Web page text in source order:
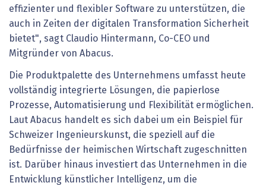
effizienter und flexibler Software zu unterstützen, die
auch in Zeiten der digitalen Transformation Sicherheit
bietet", sagt Claudio Hintermann, Co-CEO und
Mitgründer von Abacus.
Die Produktpalette des Unternehmens umfasst heute
vollständig integrierte Lösungen, die papierlose
Prozesse, Automatisierung und Flexibilität ermöglichen.
Laut Abacus handelt es sich dabei um ein Beispiel für
Schweizer Ingenieurskunst, die speziell auf die
Bedürfnisse der heimischen Wirtschaft zugeschnitten
ist. Darüber hinaus investiert das Unternehmen in die
Entwicklung künstlicher Intelligenz, um die